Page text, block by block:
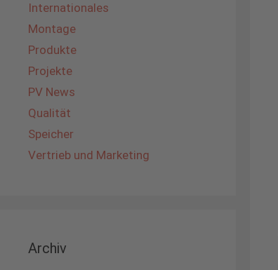
Internationales
Montage
Produkte
Projekte
PV News
Qualität
Speicher
Vertrieb und Marketing
Archiv